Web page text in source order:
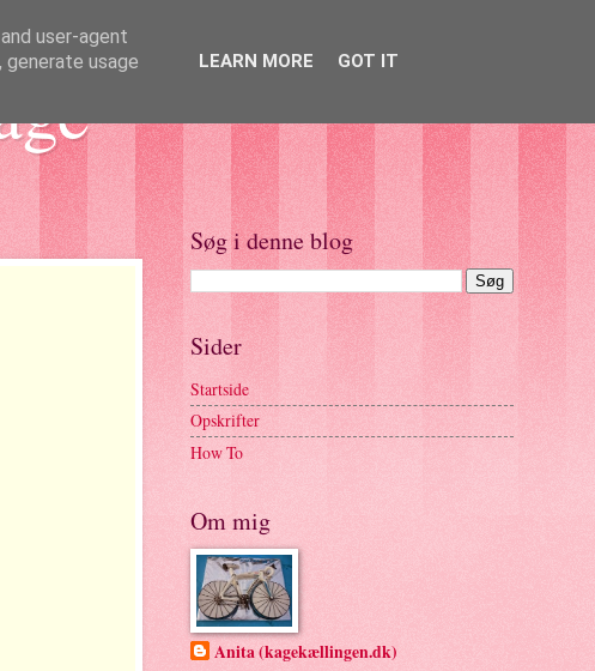
Søg i denne blog
Sider
Startside
Opskrifter
How To
Om mig
Anita (kagekællingen.dk)
user-agent
usage
LEARN MORE GOT IT